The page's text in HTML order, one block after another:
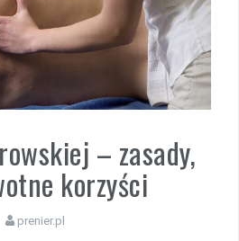
– zasady,
korzyści
prenier.pl